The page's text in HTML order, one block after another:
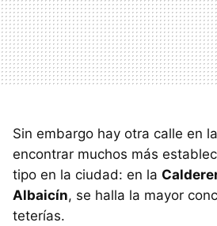
Sin embargo hay otra calle en
encontrar muchos más
tipo en la ciudad: en la
Albaicín, se halla la mayor
teterías.